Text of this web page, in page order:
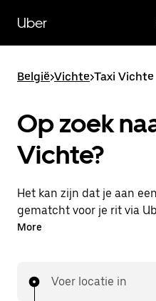
naar
hoofdinhoud
Uber
België>Vichte>Taxi Vichte
Op zoek
Vichte?
Het kan zijn dat je aan
gematcht voor je rit via
profiteer je van dezelfde
More
Voer locatie in